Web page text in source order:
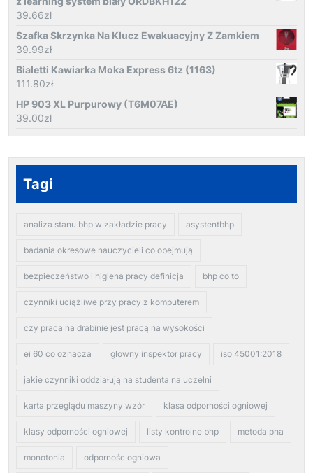
39.66zł
Szafka Skrzynka Na Klucz Ewakuacyjny Z Zamkiem
39.99zł
Bialetti Kawiarka Moka Express 6tz (1163)
111.80zł
HP 903 XL Purpurowy (T6M07AE)
39.00zł
Tagi
analiza stanu bhp w zakładzie pracy asystentbhp
badania okresowe nauczycieli co obejmują
bezpieczeństwo i higiena pracy definicja bhp co to
czynniki uciążliwe przy pracy z komputerem
czy praca na drabinie jest pracą na wysokości
ei 60 co oznacza glowny inspektor pracy iso 45001:2018
jakie czynniki oddziałują na studenta na uczelni
karta przeglądu maszyny wzór klasa odporności ogniowej
klasy odporności ogniowej listy kontrolne bhp metoda pha
monotonia odpornośc ogniowa